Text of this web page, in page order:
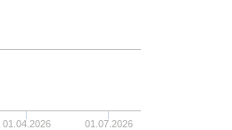
01.04.2026 01.07.2026